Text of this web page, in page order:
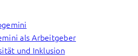
als Arbeitgeber
und Inklusion